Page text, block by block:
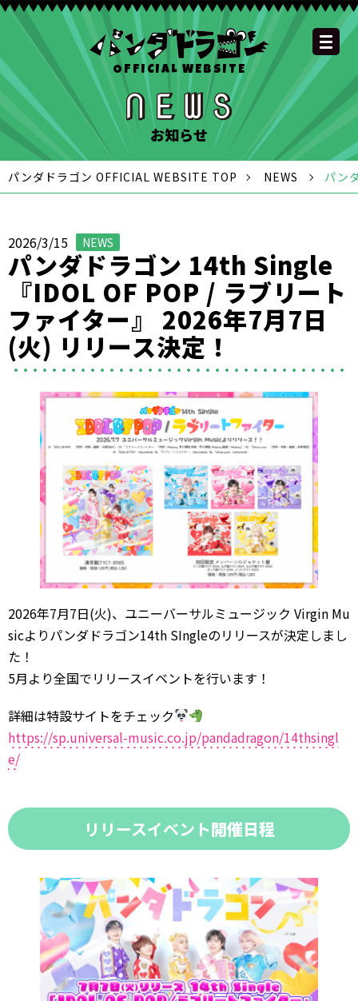
OFFICIAL WEBSITEOFFICIAL SITE TOP
NEWS MEMBER
SCHEDULE DISCOGRAPHY
GOODS
FAQ CONTACT
YOUTUBE
CHANNEL
INSTAGRAM
OFFICIAL
TWITTER
OFFICIAL LINE
ACCOUNT
OFFICIAL
TIKTOK
お知らせ
パンダドラゴン OFFICIAL WEBSITE TOP NEWS パン
2026/3/15 NEWS
パンダドラゴン 14th Single
『IDOL OF POP / ラブリート
ファイター』 2026年7月7日
(火) リリース決定！
2026年7月7日(火)、ユニーバーサルミュージック Virgin Mu
sicよりパンダドラゴン14th SIngleのリリースが決定しまし
た！
5月より全国でリリースイベントを行います！
詳細は特設サイトをチェック
https://sp.universal-music.co.jp/pandadragon/14thsingl
e/
リリースイベント開催日程